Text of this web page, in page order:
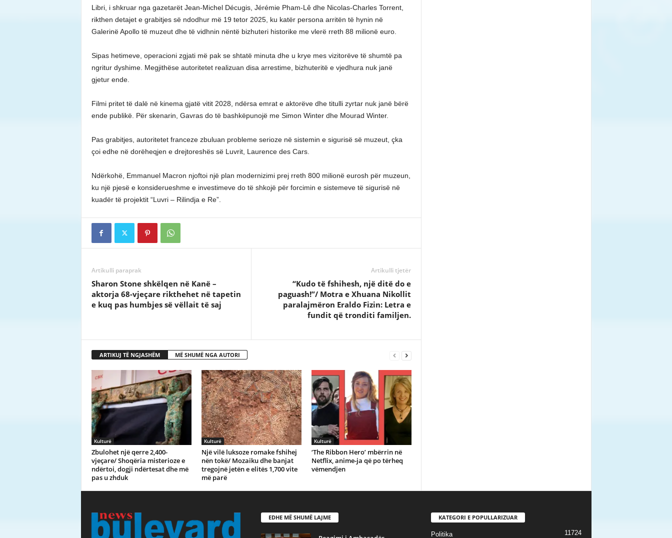
Libri, i shkruar nga gazetarët Jean-Michel Décugis, Jérémie Pham-Lê dhe Nicolas-Charles Torrent,
rikthen detajet e grabitjes së ndodhur më 19 tetor 2025, ku katër persona arritën të hynin në
Galerinë Apollo të muzeut dhe të vidhnin nëntë bizhuteri historike me vlerë rreth 88 milionë euro.
Sipas hetimeve, operacioni zgjati më pak se shtatë minuta dhe u krye mes vizitorëve të shumtë pa
ngritur dyshime. Megjithëse autoritetet realizuan disa arrestime, bizhuteritë e vjedhura nuk janë
gjetur ende.
Filmi pritet të dalë në kinema gjatë vitit 2028, ndërsa emrat e aktorëve dhe titulli zyrtar nuk janë bërë
ende publikë. Për skenarin, Gavras do të bashkëpunojë me Simon Winter dhe Mourad Winter.
Pas grabitjes, autoritetet franceze zbuluan probleme serioze në sistemin e sigurisë së muzeut, çka
çoi edhe në dorëheqjen e drejtoreshës së Luvrit, Laurence des Cars.
Ndërkohë, Emmanuel Macron njoftoi një plan modernizimi prej rreth 800 milionë eurosh për muzeun,
ku një pjesë e konsiderueshme e investimeve do të shkojë për forcimin e sistemeve të sigurisë në
kuadër të projektit “Luvri – Rilindja e Re”.
Artikulli paraprak
Sharon Stone shkëlqen në Kanë –
aktorja 68-vjeçare rikthehet në tapetin
e kuq pas humbjes së vëllait të saj
Artikulli tjetër
“Kudo të fshihesh, një ditë do e
paguash!”/ Motra e Xhuana Nikollit
paralajmëron Eraldo Fizin: Letra e
fundit që tronditi familjen.
ARTIKUJ TË NGJASHËM MË SHUMË NGA AUTORI
Kulturë
Zbulohet një qerre 2,400-
vjeçare/ Shoqëria misterioze e
ndërtoi, dogji ndërtesat dhe më
pas u zhduk
Kulturë
Një vilë luksoze romake fshihej
nën tokë/ Mozaiku dhe banjat
tregojnë jetën e elitës 1,700 vite
më parë
Kulturë
‘The Ribbon Hero’ mbërrin në
Netflix, anime-ja që po tërheq
vëmendjen
EDHE MË SHUMË LAJME KATEGORI E POPULLARIZUAR
Politika 11724